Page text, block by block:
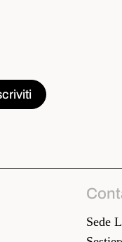
Sede